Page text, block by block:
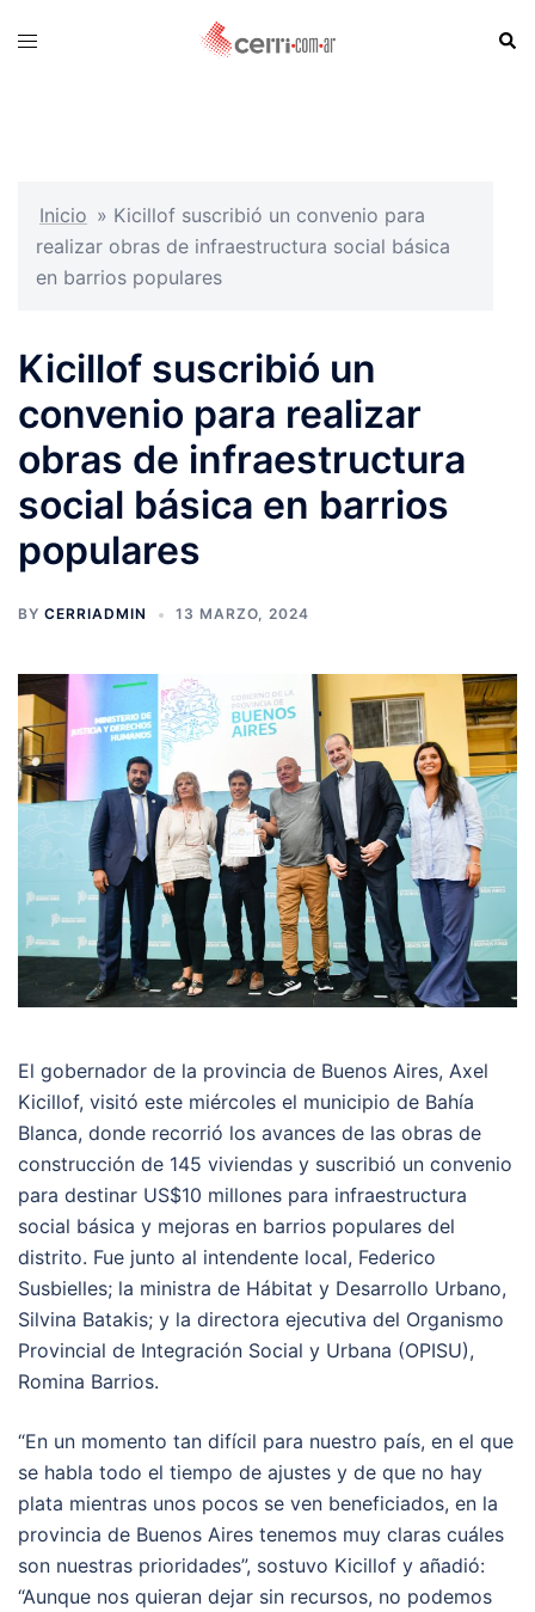
Toggle
Inicio » Kicillof suscribió un convenio para
realizar obras de infraestructura social básica
en barrios populares
Kicillof suscribió un
convenio para realizar
obras de infraestructura
social básica en barrios
populares
BY CERRIADMIN 13 MARZO, 2024
El gobernador de la provincia de Buenos Aires, Axel
Kicillof, visitó este miércoles el municipio de Bahía
Blanca, donde recorrió los avances de las obras de
construcción de 145 viviendas y suscribió un convenio
para destinar US$10 millones para infraestructura
social básica y mejoras en barrios populares del
distrito. Fue junto al intendente local, Federico
Susbielles; la ministra de Hábitat y Desarrollo Urbano,
Silvina Batakis; y la directora ejecutiva del Organismo
Provincial de Integración Social y Urbana (OPISU),
Romina Barrios.
“En un momento tan difícil para nuestro país, en el que
se habla todo el tiempo de ajustes y de que no hay
plata mientras unos pocos se ven beneficiados, en la
provincia de Buenos Aires tenemos muy claras cuáles
son nuestras prioridades”, sostuvo Kicillof y añadió:
“Aunque nos quieran dejar sin recursos, no podemos